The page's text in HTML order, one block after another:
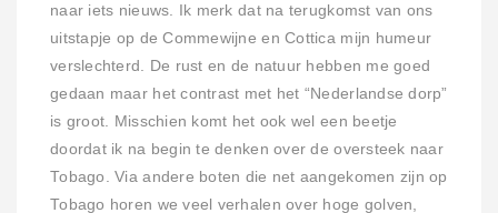
naar iets nieuws. Ik merk dat na terugkomst van ons
uitstapje op de Commewijne en Cottica mijn humeur
verslechterd. De rust en de natuur hebben me goed
gedaan maar het contrast met het “Nederlandse dorp”
is groot. Misschien komt het ook wel een beetje
doordat ik na begin te denken over de oversteek naar
Tobago. Via andere boten die net aangekomen zijn op
Tobago horen we veel verhalen over hoge golven,